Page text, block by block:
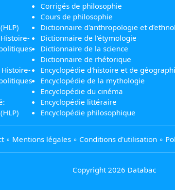
Histoire-
Corrigés de philosophie
Cours de philosophie
Dictionnaire d'anthropologie et
Dictionnaire de l'étymologie
Dictionnaire de la science
Dictionnaire de rhétorique
Encyclopédie d'histoire et de
Encyclopédie de la mythologie
Encyclopédie du cinéma
Encyclopédie littéraire
Encyclopédie philosophique
∘ Mentions légales∘ Conditions d'utilisation∘
Copyright 2026 Databac